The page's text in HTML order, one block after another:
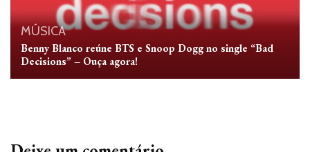
MÚSICA
Benny Blanco reúne BTS e Snoop Dogg no single “Bad
Decisions” – Ouça agora!